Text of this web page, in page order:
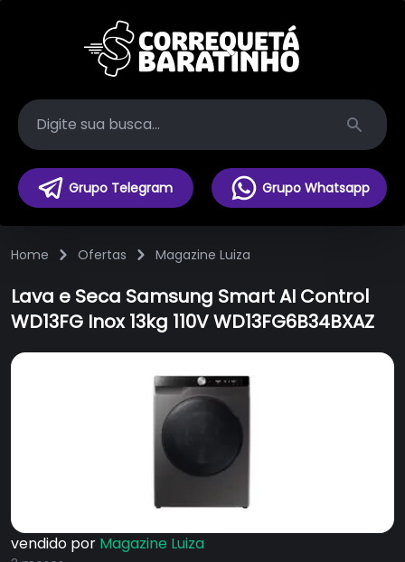
Search
Grupo Telegram Grupo Whatsapp
Home Ofertas Magazine Luiza
Lava e Seca Samsung Smart AI Control
WD13FG Inox 13kg 110V WD13FG6B34BXAZ
vendido por Magazine Luiza